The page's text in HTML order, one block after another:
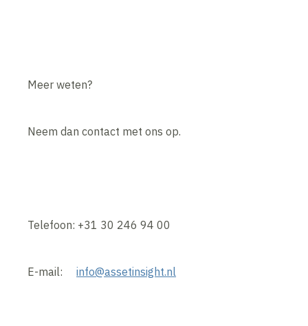
Meer weten?
Neem dan contact met ons op.
Telefoon: +31 30 246 94 00
E-mail:info@assetinsight.nl